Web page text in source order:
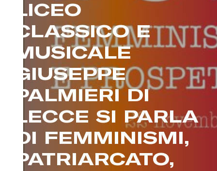
LICEO
CLASSICO E
MUSICALE
GIUSEPPE
PALMIERI DI
LECCE SI PARLA
DI FEMMINISMI,
PATRIARCATO,